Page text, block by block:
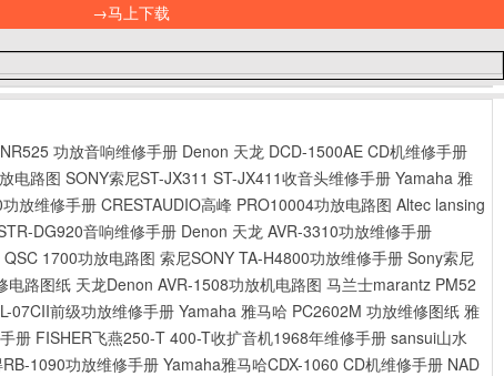
→马上下载
功放音响维修手册 Denon 天龙 DCD-1500AE CD机维修手册
电路图 SONY索尼ST-JX311 ST-JX411收音头维修手册 Yamaha 雅
放维修手册CRESTAUDIO高峰 PRO10004功放电路图 Altec lansing
DG920音响维修手册 Denon 天龙 AVR-3310功放维修手册
QSC 1700功放电路图 索尼SONY TA-H4800功放维修手册 Sony索尼
电路图纸 天龙Denon AVR-1508功放机电路图 马兰士marantz PM52
07CII前级功放维修手册Yamaha 雅马哈 PC2602M 功放维修图纸 雅
册 FISHER飞燕250-T 400-T收扩音机1968年维修手册 sansui山水
1090功放维修手册 Yamaha雅马哈CDX-1060 CD机维修手册 NAD